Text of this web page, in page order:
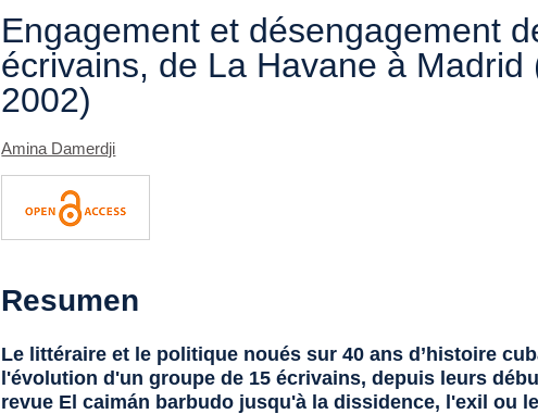
Engagement et désengagement
écrivains, de La Havane à Madrid
2002)
Amina Damerdji
Resumen
Le littéraire et le politique noués sur 40 ans d’histoire
l'évolution d'un groupe de 15 écrivains, depuis leurs
revue El caimán barbudo jusqu'à la dissidence, l'exil ou